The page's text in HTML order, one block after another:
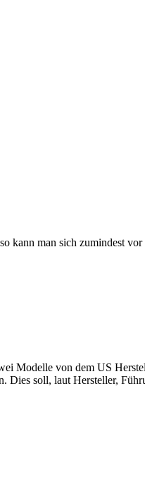
kann man sich zumindest vor
Modelle von dem US
Dies soll, laut Hersteller,